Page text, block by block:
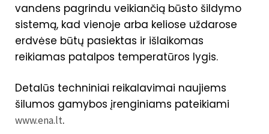
vandens pagrindu veikiančią būsto šildymo
sistemą, kad vienoje arba keliose uždarose
erdvėse būtų pasiektas ir išlaikomas
reikiamas patalpos temperatūros lygis.
Detalūs techniniai reikalavimai naujiems
šilumos gamybos įrenginiams pateikiami
www.ena.lt.